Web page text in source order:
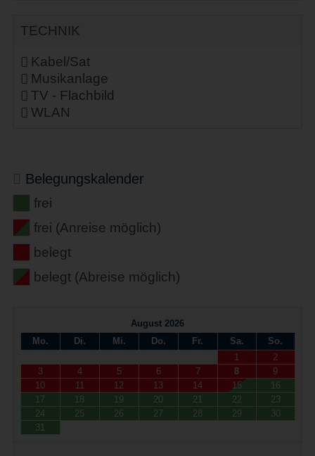
TECHNIK
Kabel/Sat
Musikanlage
TV - Flachbild
WLAN
Belegungskalender
frei
frei (Anreise möglich)
belegt
belegt (Abreise möglich)
August 2026
Mo.
Di. Mi. Do. Fr. Sa.
So.
1
2
3
4 5 6 7 8
9
10
11 12 13 14 15
16
17
18 19 20 21 22
23
24
25 26 27 28 29
30
31